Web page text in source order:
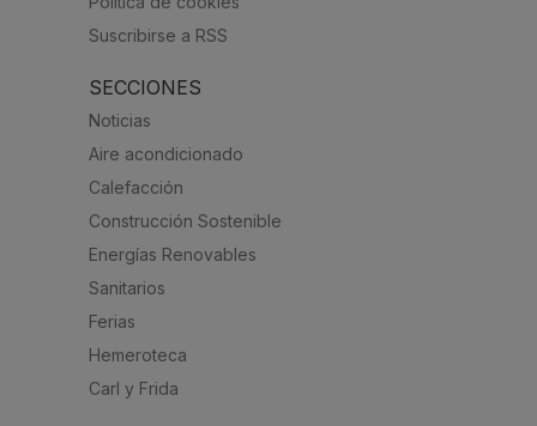
Suscribirse a RSS
SECCIONES
Noticias
Aire acondicionado
Calefacción
Construcción Sostenible
Energías Renovables
Sanitarios
Ferias
Hemeroteca
Carl y Frida